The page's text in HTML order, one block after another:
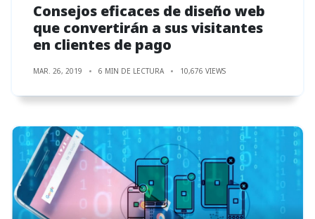
Consejos eficaces de diseño web
que convertirán a sus visitantes
en clientes de pago
MAR. 26, 2019 6 MIN DE LECTURA 10,676 VIEWS